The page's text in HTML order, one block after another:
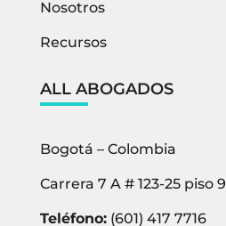
Nosotros
Recursos
ALL ABOGADOS
Bogotá – Colombia
Carrera 7 A # 123-25 piso 9
Teléfono:(601) 417 7716